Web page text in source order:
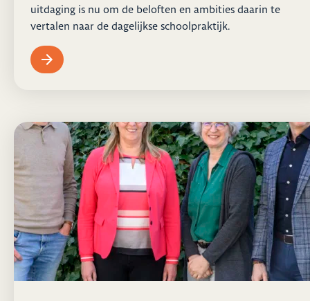
uitdaging is nu om de beloften en ambities daarin te
vertalen naar de dagelijkse schoolpraktijk.